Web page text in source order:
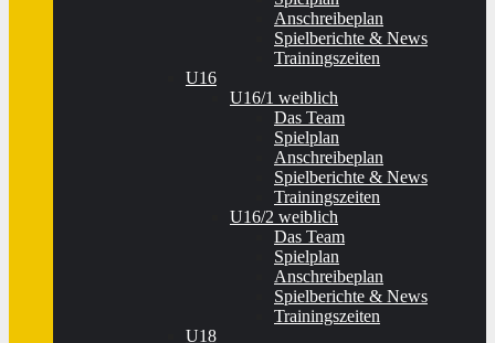
Anschreibeplan
Spielberichte & News
Trainingszeiten
U16
U16/1 weiblich
Das Team
Spielplan
Anschreibeplan
Spielberichte & News
Trainingszeiten
U16/2 weiblich
Das Team
Spielplan
Anschreibeplan
Spielberichte & News
Trainingszeiten
U18